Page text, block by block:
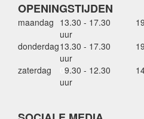
OPENINGSTIJDEN
maandag 13.30 - 17.30
uur
donderdag13.30 - 17.30
uur
zaterdag
9.30 - 12.30
uur